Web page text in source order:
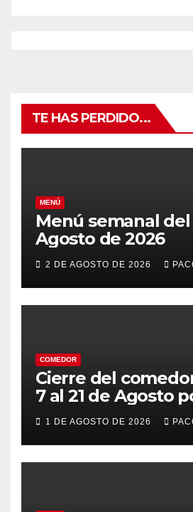
TE HAS PERDIDO...
MENÚ
Menú semanal del
Agosto de 2026
2 DE AGOSTO DE 2026
COMEDOR
Cierre del
7 al 21 de Agosto
vacaciones
1 DE AGOSTO DE 2026